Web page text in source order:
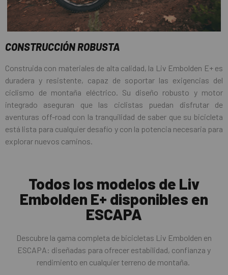
CONSTRUCCIÓN ROBUSTA
Construida con materiales de alta calidad, la Liv Embolden E+ es
duradera y resistente, capaz de soportar las exigencias del
ciclismo de montaña eléctrico. Su diseño robusto y motor
integrado aseguran que las ciclistas puedan disfrutar de
aventuras off-road con la tranquilidad de saber que su bicicleta
está lista para cualquier desafío y con la potencia necesaria para
explorar nuevos caminos.
Todos los modelos de Liv
Embolden E+ disponibles en
ESCAPA
Descubre la gama completa de bicicletas Liv Embolden en
ESCAPA: diseñadas para ofrecer estabilidad, confianza y
rendimiento en cualquier terreno de montaña.